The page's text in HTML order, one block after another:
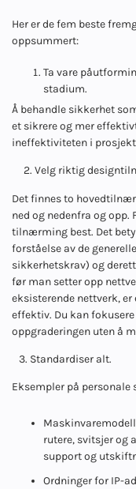
Her er de fem beste
oppsummert:
Ta vare på
stadium.
Å behandle sikkerhet
et sikrere og mer
ineffektiviteten i
2. Velg riktig
Det finnes to
ned og nedenfra og opp.
tilnærming best. Det
forståelse av de
sikkerhetskrav) og
før man setter opp
eksisterende nettverk,
effektiv. Du kan
oppgraderingen uten å
3. Standardiser alt.
Eksempler på
rutere, svitsjer og
support og
Ordninger for IP-